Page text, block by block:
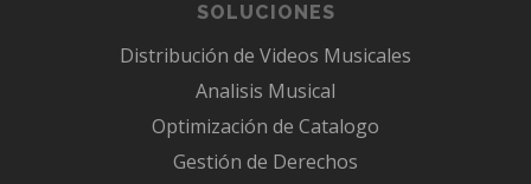
SOLUCIONES
Distribución de Videos Musicales
Analisis Musical
Optimización de Catalogo
Gestión de Derechos